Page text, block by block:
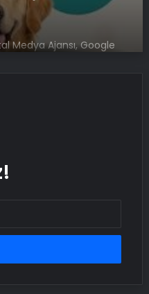
Medya Ajansı, Google
Dijital Vizyonu Serjoy,
? Uetds.com İle Akıllı